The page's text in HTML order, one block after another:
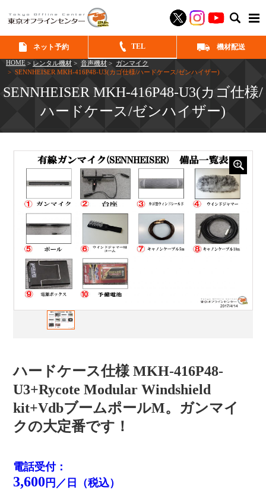
ネット予約 TEL 機材配送
HOME > レンタル機材 > 音声機材 > ガンマイク
> SENNHEISER MKH-416P48-U3(カゴ仕様/ハードケース/ゼンハイザー)
SENNHEISER MKH-416P48-U3(カゴ仕様/
ハードケース/ゼンハイザー)
ハードケース仕様 MKH-416P48-
U3+Rycote Modular Windshield
kit+VdbブームポールM。ガンマイ
クの大定番です！
電話受付：
3,600 円／日（税込）